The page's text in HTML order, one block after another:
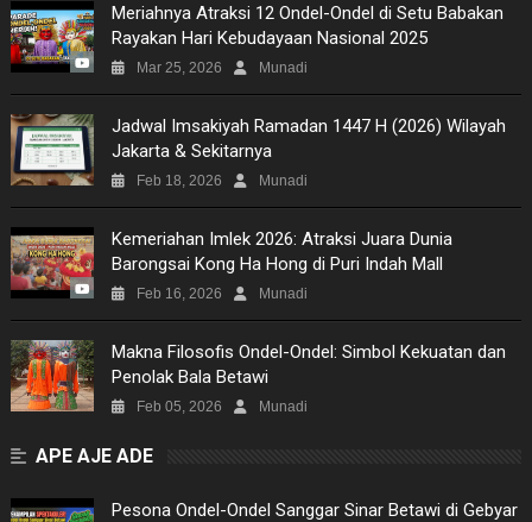
Meriahnya Atraksi 12 Ondel-Ondel di Setu Babakan
Rayakan Hari Kebudayaan Nasional 2025
Mar 25, 2026 Munadi
Jadwal Imsakiyah Ramadan 1447 H (2026) Wilayah
Jakarta & Sekitarnya
Feb 18, 2026 Munadi
Kemeriahan Imlek 2026: Atraksi Juara Dunia
Barongsai Kong Ha Hong di Puri Indah Mall
Feb 16, 2026 Munadi
Makna Filosofis Ondel-Ondel: Simbol Kekuatan dan
Penolak Bala Betawi
Feb 05, 2026 Munadi
APE AJE ADE
Pesona Ondel-Ondel Sanggar Sinar Betawi di Gebyar